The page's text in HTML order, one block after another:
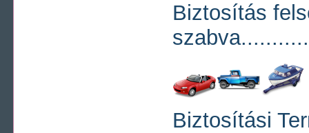
Biztosítás
Biztosítási